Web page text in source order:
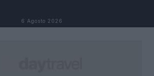
6 Agosto 2026